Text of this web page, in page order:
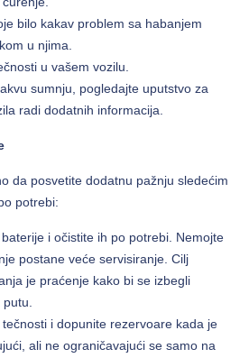
bilo kakav problem sa habanjem
u njima.
u vašem vozilu.
sumnju, pogledajte uputstvo za
radi dodatnih informacija.
da posvetite dodatnu pažnju sledećim
potrebi:
i očistite ih po potrebi. Nemojte
postane veće servisiranje. Cilj
je praćenje kako bi se izbegli
i dopunite rezervoare kada je
ali ne ograničavajući se samo na